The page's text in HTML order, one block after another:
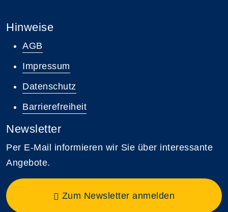
Hinweise
AGB
Impressum
Datenschutz
Barrierefreiheit
Newsletter
Per E-Mail informieren wir Sie über interessante
Angebote.
Zum Newsletter anmelden